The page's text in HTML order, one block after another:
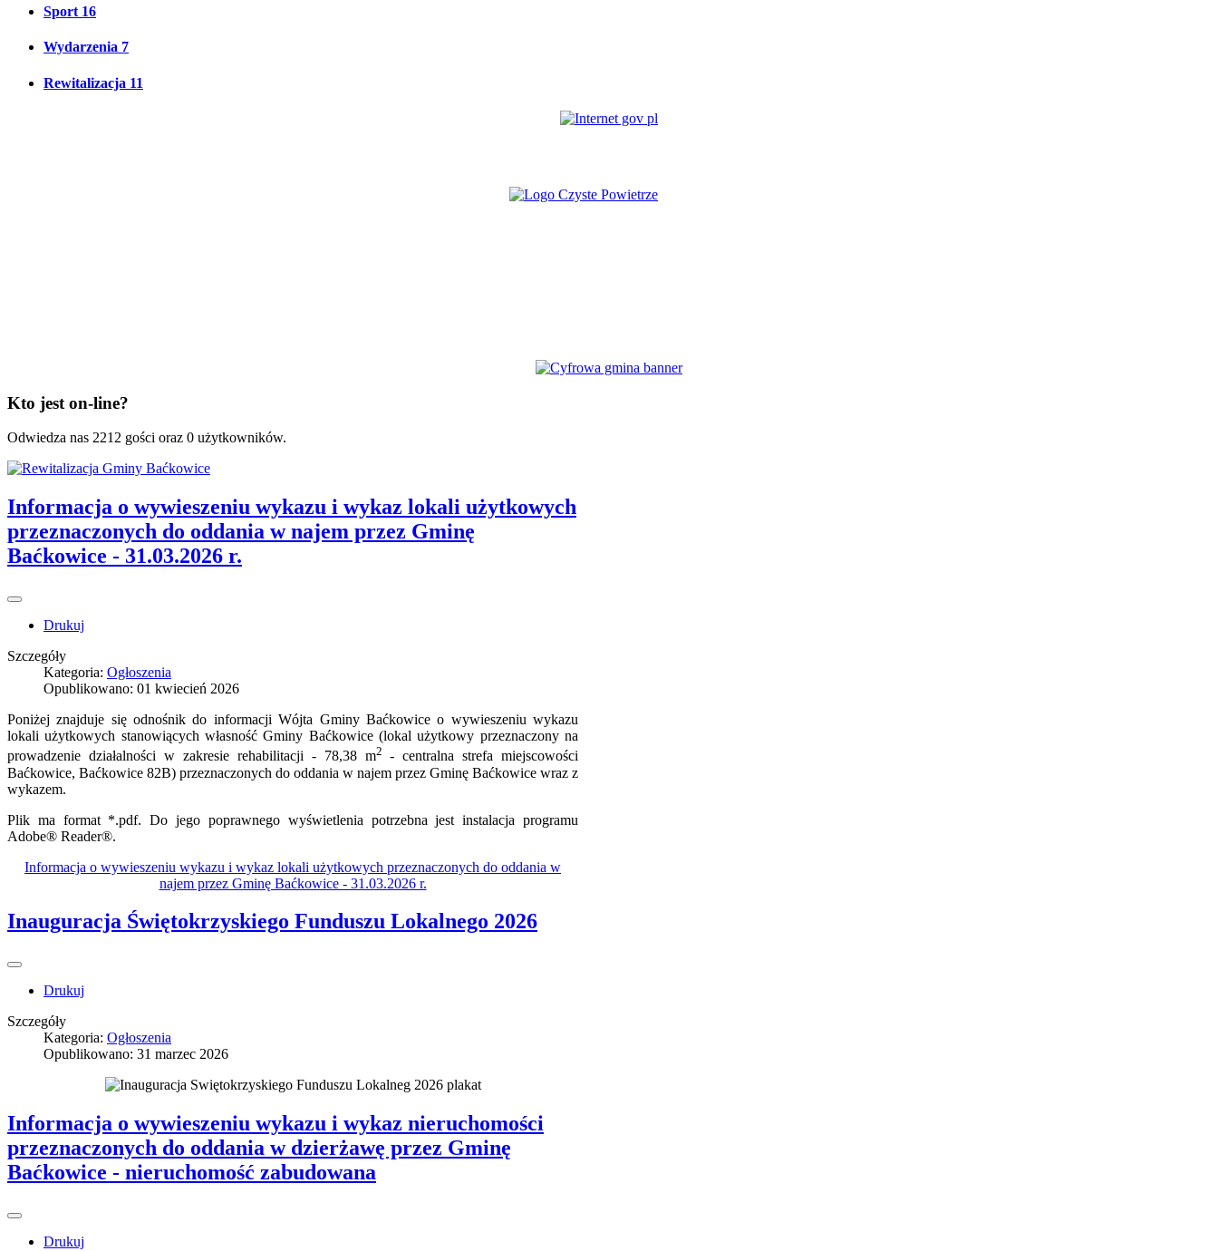
Sport 16
Wydarzenia 7
Rewitalizacja 11
Kto jest on-line?
Odwiedza nas 2212 gości oraz 0 użytkowników.
Informacja o wywieszeniu wykazu i wykaz lokali użytkowych
przeznaczonych do oddania w najem przez Gminę
Baćkowice - 31.03.2026 r.
Drukuj
Szczegóły
Kategoria: Ogłoszenia
Opublikowano: 01 kwiecień 2026
Poniżej znajduje się odnośnik do informacji Wójta Gminy Baćkowice o wywieszeniu wykazu
lokali użytkowych stanowiących własność Gminy Baćkowice (lokal użytkowy przeznaczony na
prowadzenie działalności w zakresie rehabilitacji - 78,38 m2 - centralna strefa miejscowości
Baćkowice, Baćkowice 82B) przeznaczonych do oddania w najem przez Gminę Baćkowice wraz z
wykazem.
Plik ma format *.pdf. Do jego poprawnego wyświetlenia potrzebna jest instalacja programu
Adobe® Reader®.
Informacja o wywieszeniu wykazu i wykaz lokali użytkowych przeznaczonych do oddania w
najem przez Gminę Baćkowice - 31.03.2026 r.
Inauguracja Świętokrzyskiego Funduszu Lokalnego 2026
Drukuj
Szczegóły
Kategoria: Ogłoszenia
Opublikowano: 31 marzec 2026
Informacja o wywieszeniu wykazu i wykaz nieruchomości
przeznaczonych do oddania w dzierżawę przez Gminę
Baćkowice - nieruchomość zabudowana
Drukuj